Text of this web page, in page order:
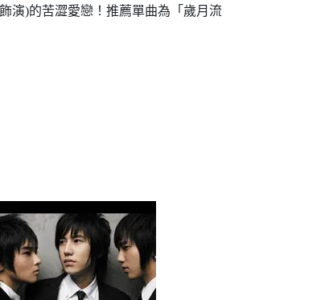
演)的苦澀愛戀！推薦單曲為「歲月流